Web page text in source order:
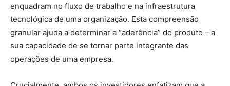
enquadram no fluxo de trabalho e na infraestrutura
tecnológica de uma organização. Esta compreensão
granular ajuda a determinar a “aderência” do produto – a
sua capacidade de se tornar parte integrante das
operações de uma empresa.